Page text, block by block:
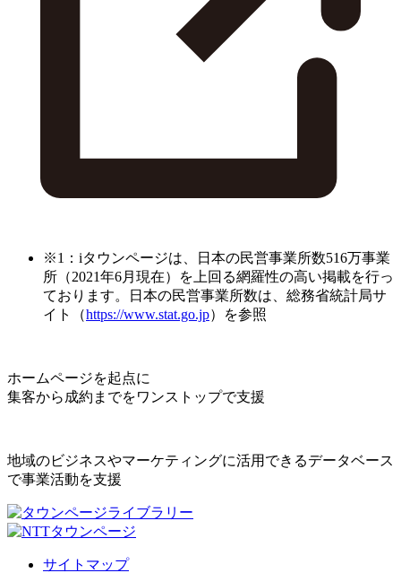
※1：iタウンページは、日本の民営事業所数516万事業
所（2021年6月現在）を上回る網羅性の高い掲載を行っ
ております。日本の民営事業所数は、総務省統計局サ
イト（https://www.stat.go.jp）を参照
ホームページを起点に
集客から成約までをワンストップで支援
地域のビジネスやマーケティングに活用できるデータベース
で事業活動を支援
サイトマップ